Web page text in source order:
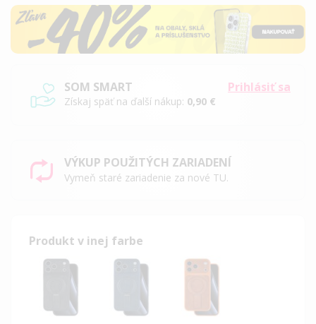
Prihlásiť sa
SOM SMART
Získaj späť na ďalší nákup: 0,90 €
VÝKUP POUŽITÝCH ZARIADENÍ
Vymeň staré zariadenie za nové TU.
Produkt v inej farbe